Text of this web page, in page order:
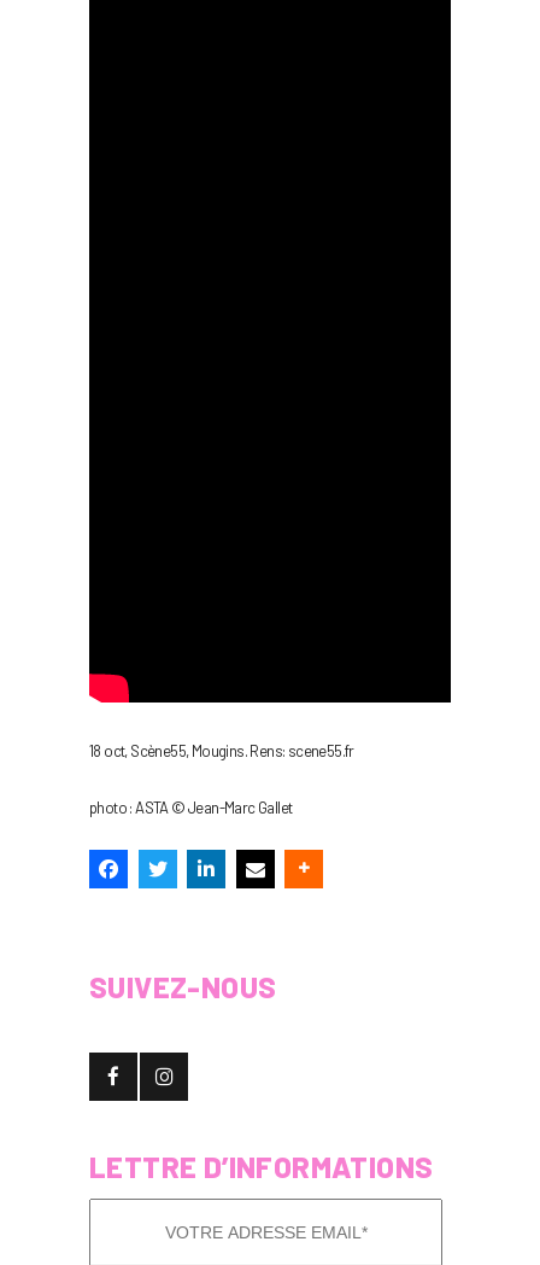
18 oct, Scène55, Mougins. Rens: scene55.fr
photo : ASTA © Jean-Marc Gallet
SUIVEZ-NOUS
LETTRE D’INFORMATIONS